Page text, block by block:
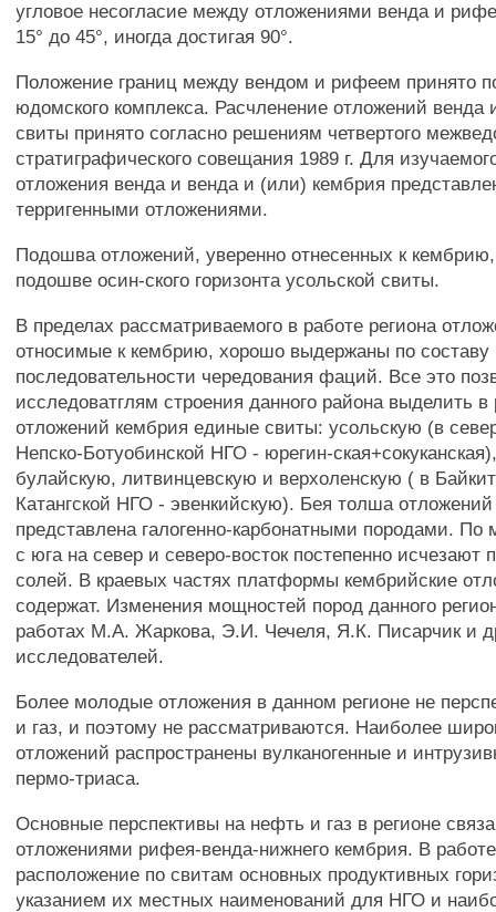
угловое несогласие между отложениями венда и
15° до 45°, иногда достигая 90°.
Положение границ между вендом и рифеем принято
юдомского комплекса. Расчленение отложений венда
свиты принято согласно решениям четвертого
стратиграфического совещания 1989 г. Для
отложения венда и венда и (или) кембрия
терригенными отложениями.
Подошва отложений, уверенно отнесенных к
подошве осин-ского горизонта усольской свиты.
В пределах рассматриваемого в работе региона
относимые к кембрию, хорошо выдержаны по составу
последовательности чередования фаций. Все это
исследоватглям строения данного района выделить в
отложений кембрия единые свиты: усольскую (в
Непско-Ботуобинской НГО - юрегин-
булайскую, литвинцевскую и верхоленскую ( в
Катангской НГО - эвенкийскую). Бея толша
представлена галогенно-карбонатными породами. По
с юга на север и северо-восток постепенно исчезают
солей. В краевых частях платформы кембрийские
содержат. Изменения мощностей пород данного
работах М.А. Жаркова, Э.И. Чечеля, Я.К. Писарчик и
исследователей.
Более молодые отложения в данном регионе не
и газ, и поэтому не рассматриваются. Наиболее
отложений распространены вулканогенные и
пермо-триаса.
Основные перспективы на нефть и газ в регионе
отложениями рифея-венда-нижнего кембрия. В
расположение по свитам основных продуктивных
указанием их местных наименований для НГО и